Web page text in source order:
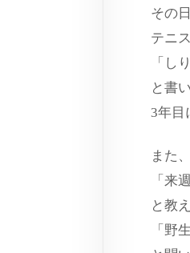
その
テニ
「し
と書
3年目
また
「来
と教
「野